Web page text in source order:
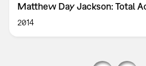
Matthew Day Jackson: Total
2014